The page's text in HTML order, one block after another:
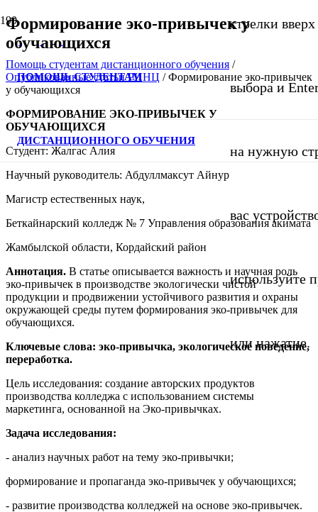
ПОМОЩЬ СТУДЕНТАМ
ДИСТАНЦИОННОГО ОБУЧЕНИЯ
стрелки
выбора и
на нужную
вас
используйте
или нажатие.
Формирование эко-привычек у
обучающихся
Помощь студентам дистанционного обучения /
Опубликованные статьи РИНЦ /Формирование эко-привычек
у обучающихся
ФОРМИРОВАНИЕ ЭКО-ПРИВЫЧЕК У
ОБУЧАЮЩИХСЯ
Студент: Жалгас Алия
Научный руководитель: Абдуллмаксут Айнур
Магистр естественных наук,
Беткайнарский колледж № 7 Управления образования акимата
Жамбылской области, Кордайский район
Аннотация. В статье описывается важность и научная роль
эко-привычек в производстве экологически чистой
продукции и продвижении устойчивого развития и охраны
окружающей среды путем формирования эко-привычек для
обучающихся.
Ключевые слова: эко-привычка, экологическое поведение,
переработка.
Цель исследования: создание авторских продуктов
производства колледжа с использованием системы
маркетинга, основанной на Эко-привычках.
Задача исследования:
- анализ научных работ на тему эко-привычки;
формирование и пропаганда эко-привычек у обучающихся;
- развитие производства колледжей на основе эко-привычек.